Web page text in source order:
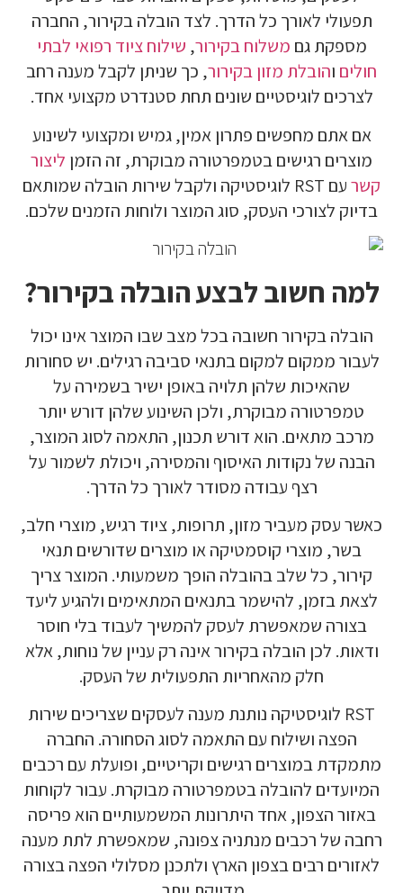
תפעולי לאורך כל הדרך. לצד הובלה בקירור, החברה
מספקת גם משלוח בקירור, שילוח ציוד רפואי לבתי
חולים והובלת מזון בקירור, כך שניתן לקבל מענה רחב
לצרכים לוגיסטיים שונים תחת סטנדרט מקצועי אחד.
אם אתם מחפשים פתרון אמין, גמיש ומקצועי לשינוע
מוצרים רגישים בטמפרטורה מבוקרת, זה הזמן ליצור
קשר
עם RST לוגיסטיקה ולקבל שירות הובלה שמותאם
בדיוק לצורכי העסק, סוג המוצר ולוחות הזמנים שלכם.
למה חשוב לבצע הובלה בקירור?
הובלה בקירור חשובה בכל מצב שבו המוצר אינו יכול
לעבור ממקום למקום בתנאי סביבה רגילים. יש סחורות
שהאיכות שלהן תלויה באופן ישיר בשמירה על
טמפרטורה מבוקרת, ולכן השינוע שלהן דורש יותר
מרכב מתאים. הוא דורש תכנון, התאמה לסוג המוצר,
הבנה של נקודות האיסוף והמסירה, ויכולת לשמור על
רצף עבודה מסודר לאורך כל הדרך.
כאשר עסק מעביר מזון, תרופות, ציוד רגיש, מוצרי חלב,
בשר, מוצרי קוסמטיקה או מוצרים שדורשים תנאי
קירור, כל שלב בהובלה הופך משמעותי. המוצר צריך
לצאת בזמן, להישמר בתנאים המתאימים ולהגיע ליעד
בצורה שמאפשרת לעסק להמשיך לעבוד בלי חוסר
ודאות. לכן הובלה בקירור אינה רק עניין של נוחות, אלא
חלק מהאחריות התפעולית של העסק.
RST לוגיסטיקה נותנת מענה לעסקים שצריכים שירות
הפצה ושילוח עם התאמה לסוג הסחורה. החברה
מתמקדת במוצרים רגישים וקריטיים, ופועלת עם רכבים
המיועדים להובלה בטמפרטורה מבוקרת. עבור לקוחות
באזור הצפון, אחד היתרונות המשמעותיים הוא פריסה
רחבה של רכבים מנתניה צפונה, שמאפשרת לתת מענה
לאזורים רבים בצפון הארץ ולתכנן מסלולי הפצה בצורה